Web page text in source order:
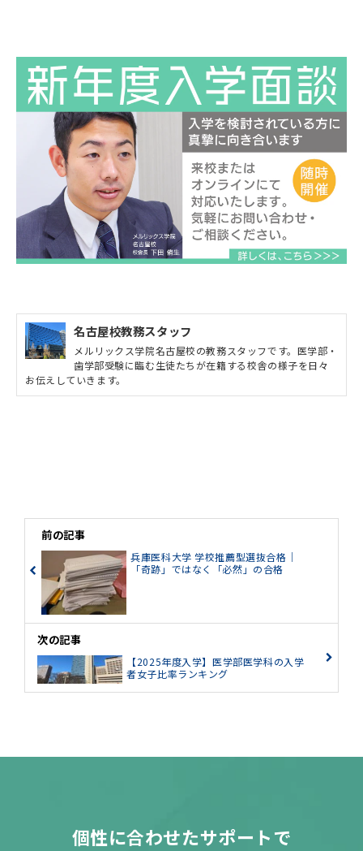
名古屋校教務スタッフ
メルリックス学院名古屋校の教務スタッフです。医学部・
歯学部受験に臨む生徒たちが在籍する校舎の様子を日々
お伝えしていきます。
前の記事
兵庫医科大学 学校推薦型選抜合格｜
「奇跡」ではなく「必然」の合格
次の記事
【2025年度入学】医学部医学科の入学
者女子比率ランキング
個性に合わせたサポートで